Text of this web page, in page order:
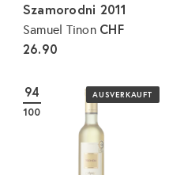
Szamorodni 2011
Samuel Tinon CHF
26.90
AUSVERKAUFT
94
100